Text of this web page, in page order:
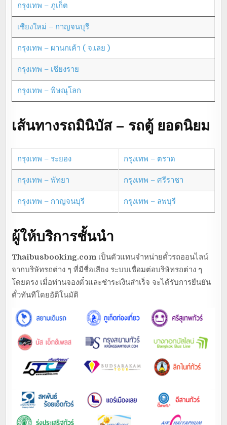
กรุงเทพ – ภูเก็ต
เชียงใหม่ – กาญจนบุรี
กรุงเทพ – ผานกเค้า ( จ.เลย )
กรุงเทพ – เชียงราย
กรุงเทพ – พิษณุโลก
เส้นทางรถมินิบัส – รถตู้ ยอดนิยม
กรุงเทพ – ระยอง กรุงเทพ – ตราด
กรุงเทพ – พัทยา กรุงเทพ – ศรีราชา
กรุงเทพ – กาญจนบุรี กรุงเทพ – ลพบุรี
ผู้ให้บริการชั้นนำ
Thaibusbooking.com เป็นตัวแทนจำหน่ายตั๋วรถออนไลน์
จากบริษัทรถต่าง ๆ ที่มีชื่อเสียง ระบบเชื่อมต่อบริษัทรถต่าง ๆ
โดยตรง เมื่อท่านจองตั๋วและชำระเงินสำเร็จ จะได้รับการยืนยัน
ตั๋วทันทีโดยอัติโนมัติ